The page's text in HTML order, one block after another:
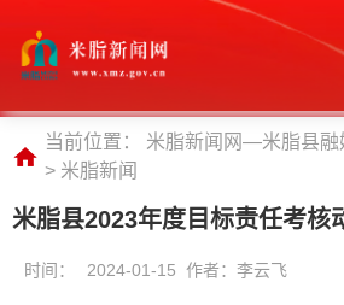
当前位置： 米脂新闻网—米脂县融
> 米脂新闻
米脂县2023年度目标责任考核
时间： 2024-01-15 作者：李云飞